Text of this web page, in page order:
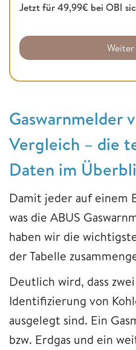
Jetzt für 49,99€ bei OBI
Gaswarnmelder
Vergleich – die
Daten im
Damit jeder auf einem
was die ABUS
haben wir die
der Tabelle
Deutlich wird, dass
Identifizierung von
ausgelegt sind. Ein
bzw. Erdgas und ein